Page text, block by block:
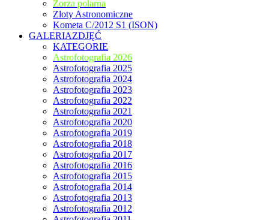
Zorza polarna
Zloty Astronomiczne
Kometa C/2012 S1 (ISON)
GALERIAZDJĘĆ
KATEGORIE
Astrofotografia 2026
Astrofotografia 2025
Astrofotografia 2024
Astrofotografia 2023
Astrofotografia 2022
Astrofotografia 2021
Astrofotografia 2020
Astrofotografia 2019
Astrofotografia 2018
Astrofotografia 2017
Astrofotografia 2016
Astrofotografia 2015
Astrofotografia 2014
Astrofotografia 2013
Astrofotografia 2012